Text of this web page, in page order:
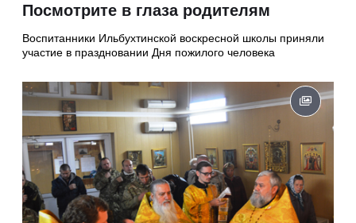
Посмотрите в глаза родителям
Воспитанники Ильбухтинской воскресной школы приняли
участие в праздновании Дня пожилого человека